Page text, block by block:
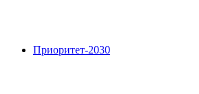
Приоритет-2030